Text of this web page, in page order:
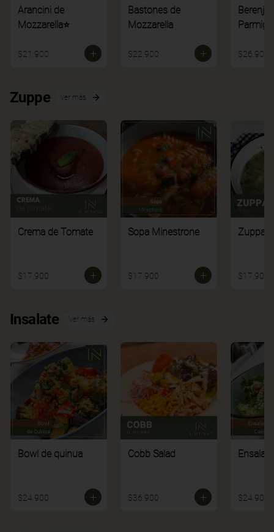
Arancini de
Mozzarella⭐
$21.900
Bastones de
Mozzarella
$22.900 $26.900
Zuppe Ver más
Crema de Tomate
$17.900
Sopa Minestrone
$17.900
Zuppa
$17.900
Insalate Ver más
Bowl de quinua
$24.900
Cobb Salad
$36.900 $24.900